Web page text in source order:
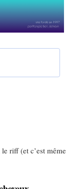
riff (et c’est même